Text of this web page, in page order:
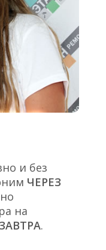
и без
ЧЕРЕЗ
на
ЗАВТРА.